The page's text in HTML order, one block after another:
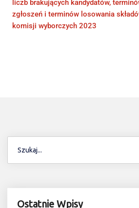
liczb brakujących kandydatów,
zgłoszeń i terminów losowania
komisji wyborczych 2023
Ostatnie Wpisy